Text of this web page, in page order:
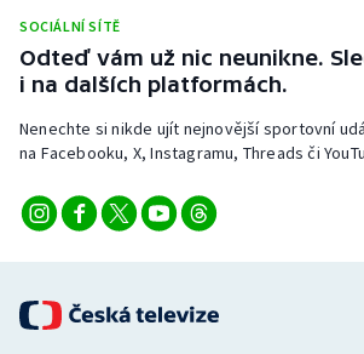
SOCIÁLNÍ SÍTĚ
Odteď vám už nic neunikne.
i na dalších platformách.
Nenechte si nikde ujít nejnovější sportovní
na Facebooku, X, Instagramu, Threads či